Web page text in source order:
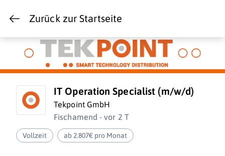
Zurück zur Startseite
IT Operation Specialist (m/w/d)
Tekpoint GmbH
Fischamend - vor 2 T
Vollzeit ab 2.807€ pro Monat